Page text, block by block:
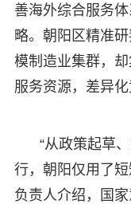
善海外综合服务
略。朝阳区精准
模制造业集群，
服务资源，差异化
“从政策起草
行，朝阳仅用了
负责人介绍，国